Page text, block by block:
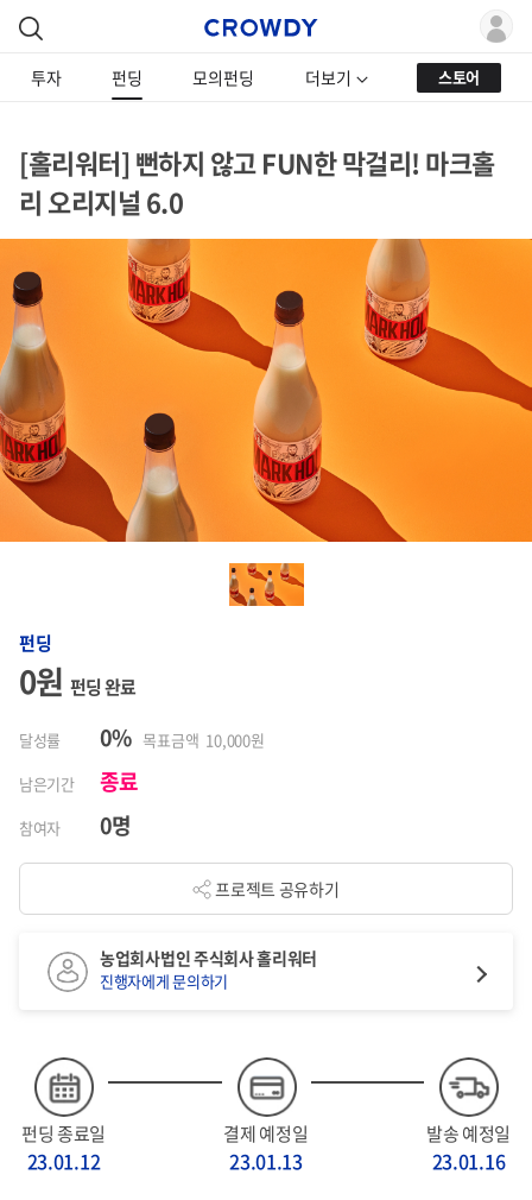
투자 펀딩 모의펀딩 더보기 스토어
[홀리워터] 뻔하지 않고 FUN한 막걸리! 마크홀
리 오리지널 6.0
펀딩
0원 펀딩 완료
달성률 0% 목표금액 10,000원
남은기간
종료
참여자 0명
프로젝트 공유하기
펀딩 종료일
23.01.12
결제 예정일
23.01.13
발송 예정일
23.01.16
농업회사법인 주식회사 홀리워터
진행자에게 문의하기